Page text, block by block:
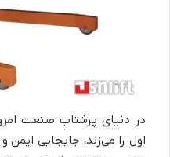
در دنیای پرشتاب صنعت
اول را می‌زند، جابجایی